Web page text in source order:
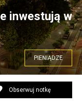
inwestują w
PIENIĄDZE
Obserwuj notkę